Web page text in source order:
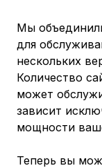
Мы
для
нескольких
Количество
может
зависит
мощности
Теперь вы